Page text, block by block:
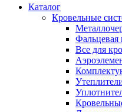
Каталог
Кровельные
Фальцевая
Все для